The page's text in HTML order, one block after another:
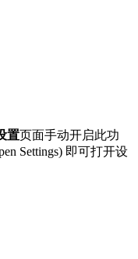
置页面手动开启此功
Settings) 即可打开设